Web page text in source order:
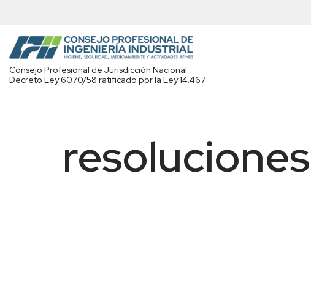
Saltar
al
contenido
Consejo Profesional de Jurisdicción Nacional
Decreto Ley 6070/58 ratificado por la Ley 14.467.
resoluciones